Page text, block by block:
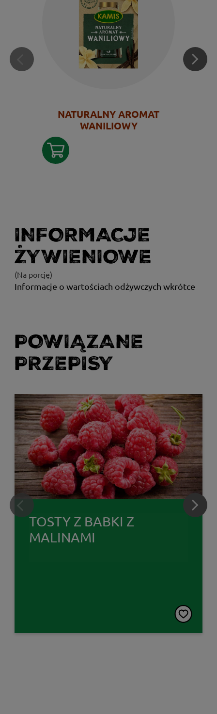
NATURALNY AROMAT
WANILIOWY
INFORMACJE
ŻYWIENIOWE
(Na porcję)
Informacje o wartościach odżywczych wkrótce
POWIĄZANE
PRZEPISY
TOSTY Z BABKI Z
MALINAMI